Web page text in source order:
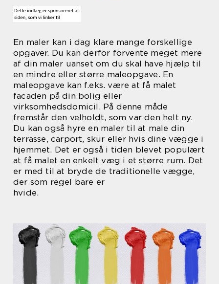
En maler kan i dag klare mange forskellige
opgaver. Du kan derfor forvente meget mere
af din maler uanset om du skal have hjælp til
en mindre eller større maleopgave. En
maleopgave kan f.eks. være at få malet
facaden på din bolig eller
virksomhedsdomicil. På denne måde
fremstår den velholdt, som var den helt ny.
Du kan også hyre en maler til at male din
terrasse, carport, skur eller hvis dine vægge i
hjemmet. Det er også i tiden blevet populært
at få malet en enkelt væg i et større rum. Det
er med til at bryde de traditionelle vægge,
der som regel bare er
hvide.